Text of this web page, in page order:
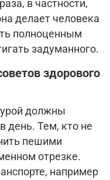
в частности,
делает человека
полноценным
задуманного.
здорового
должны
день. Тем, кто не
пешими
отрезке.
например